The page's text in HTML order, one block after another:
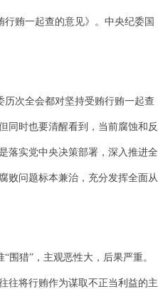
贿一起查的意见》。中央纪委国
次全会都对坚持受贿行贿一起查
同时也要清醒看到，当前腐蚀和反
落实党中央决策部署，深入推进全
败问题标本兼治，充分发挥全面从
“围猎”，主观恶性大，后果严重。
往将行贿作为谋取不正当利益的主